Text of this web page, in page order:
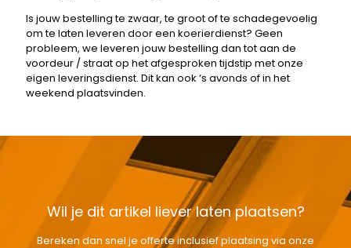
Is jouw bestelling te zwaar, te groot of te schadegevoelig
om te laten leveren door een koerierdienst? Geen
probleem, we leveren jouw bestelling dan tot aan de
voordeur / straat op het afgesproken tijdstip met onze
eigen leveringsdienst. Dit kan ook ‘s avonds of in het
weekend plaatsvinden.
Wil je dit artikel liever laten plaatsen?
Bereken dan snel je offerte inclusief plaatsing via onze